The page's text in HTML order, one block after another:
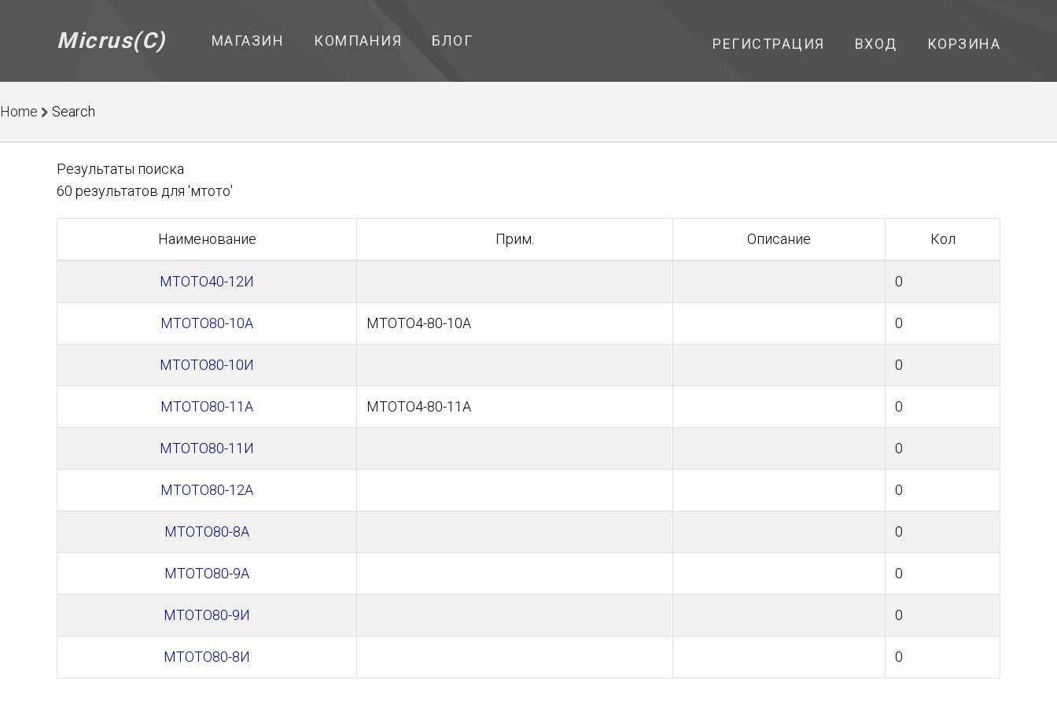
Micrus(C) МАГАЗИН КОМПАНИЯ БЛОГ РЕГИСТРАЦИЯ ВХОД КОРЗИНА
Home Search
Результаты поиска
60 результатов для 'мтото'
Наименование Прим. Описание Кол
МТОТО40-12И 0
МТОТО80-10А МТОТО4-80-10А 0
МТОТО80-10И 0
МТОТО80-11А МТОТО4-80-11А 0
МТОТО80-11И 0
МТОТО80-12А 0
МТОТО80-8А 0
МТОТО80-9А 0
МТОТО80-9И 0
МТОТО80-8И 0